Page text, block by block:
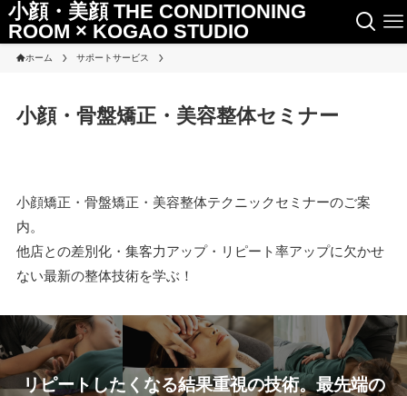
小顔・美顔 THE CONDITIONING
ROOM × KOGAO STUDIO
ホーム サポートサービス
小顔・骨盤矯正・美容整体セミナー
小顔矯正・骨盤矯正・美容整体テクニックセミナーのご案
内。
他店との差別化・集客力アップ・リピート率アップに欠かせ
ない最新の整体技術を学ぶ！
リピートしたくなる結果重視の技術。最先端の